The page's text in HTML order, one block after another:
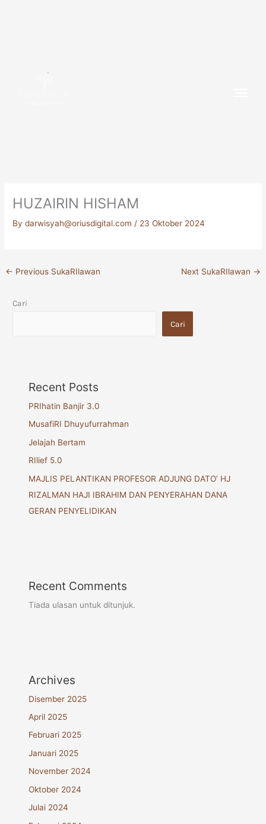
HUZAIRIN HISHAM
Bydarwisyah@oriusdigital.com/ 23 Oktober 2024
← Previous SukaRIlawan Next SukaRIlawan →
Cari
Cari
Recent Posts
PRIhatin Banjir 3.0
MusafiRI Dhuyufurrahman
Jelajah Bertam
RIlief 5.0
MAJLIS PELANTIKAN PROFESOR ADJUNG DATO’ HJ
RIZALMAN HAJI IBRAHIM DAN PENYERAHAN DANA
GERAN PENYELIDIKAN
Recent Comments
Tiada ulasan untuk ditunjuk.
Archives
Disember 2025
April 2025
Februari 2025
Januari 2025
November 2024
Oktober 2024
Julai 2024